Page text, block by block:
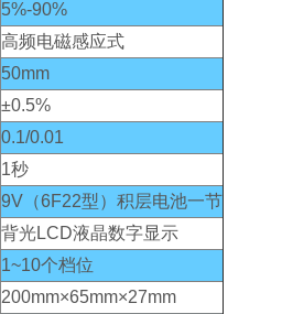
5%-90%
高频电磁感应式
50mm
±0.5%
0.1/0.01
1秒
9V（6F22型）积层电池一节
背光LCD液晶数字显示
1~10个档位
200mm×65mm×27mm